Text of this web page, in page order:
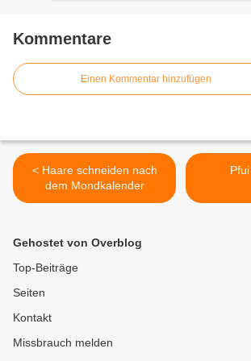
Kommentare
Einen Kommentar hinzufügen
< Haare schneiden nach
dem Mondkalender
Gehostet von Overblog
Top-Beiträge
Seiten
Kontakt
Missbrauch melden